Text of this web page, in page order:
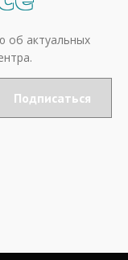
об актуальных